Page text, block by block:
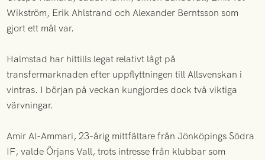
Wikström, Erik Ahlstrand och Alexander Berntsson som
gjort ett mål var.
Halmstad har hittills legat relativt lågt på
transfermarknaden efter uppflyttningen till Allsvenskan i
vintras. I början på veckan kungjordes dock två viktiga
värvningar.
Amir Al-Ammari, 23-årig mittfältare från Jönköpings Södra
IF, valde Örjans Vall, trots intresse från klubbar som